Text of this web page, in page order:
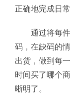
正确地完成日
通过将每
码，在缺码的
出货，做到每
时间买了哪个
晰明了。